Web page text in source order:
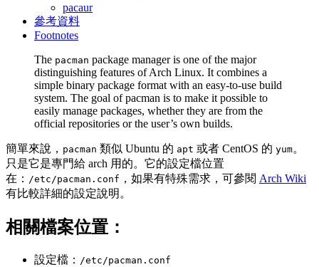
pacaur
參考資料
Footnotes
The pacman package manager is one of the major
distinguishing features of Arch Linux. It combines a
simple binary package format with an easy-to-use build
system. The goal of pacman is to make it possible to
easily manage packages, whether they are from the
official repositories or the user’s own builds.
簡單來說， pacman 類似 Ubuntu 的 apt 或者 CentOS 的 yum。
只是它是專門給 arch 用的。它的設定檔位置
在： /etc/pacman.conf ，如果有特殊需求，可參閱 Arch Wiki
有比較詳細的設定說明。
相關檔案位置：
設定檔： /etc/pacman.conf